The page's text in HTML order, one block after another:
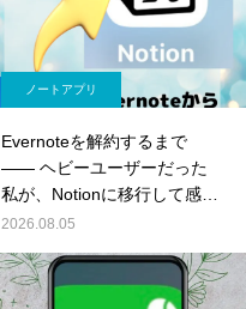
ノートアプリ
Evernoteを解約するまで
―― ヘビーユーザーだった
私が、Notionに移行して感じ
たこと
2026.08.05